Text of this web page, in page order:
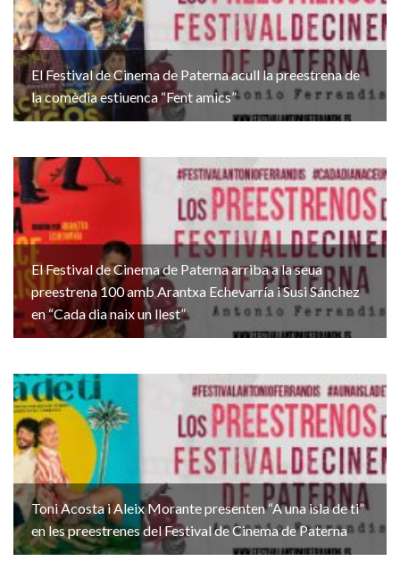
El Festival de Cinema de Paterna acull la preestrena de
la comèdia estiuenca “Fent amics”
El Festival de Cinema de Paterna arriba a la seua
preestrena 100 amb Arantxa Echevarría i Susi Sánchez
en “Cada dia naix un llest”
Toni Acosta i Aleix Morante presenten “A una isla de ti”
en les preestrenes del Festival de Cinema de Paterna